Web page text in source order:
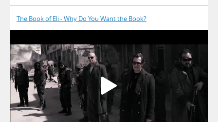
The Book of Eli - Why Do You Want the Book?